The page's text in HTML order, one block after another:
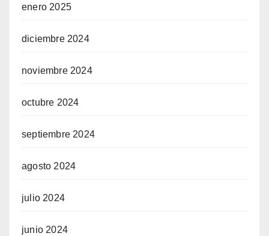
enero 2025
diciembre 2024
noviembre 2024
octubre 2024
septiembre 2024
agosto 2024
julio 2024
junio 2024